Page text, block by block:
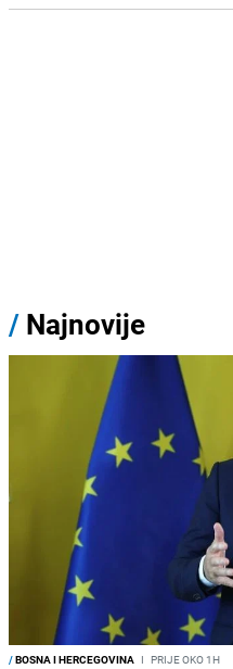
/ Najnovije
/BOSNA I HERCEGOVINA I PRIJE OKO 1H